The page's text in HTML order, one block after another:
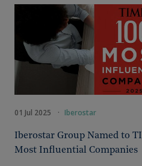
Iberostar Group Named to
Most Influential Companies
01 Jul 2025 · Iberostar